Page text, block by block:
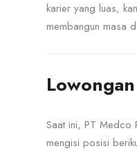
karier yang luas,
membangun masa
Saat ini, PT Medco
mengisi posisi